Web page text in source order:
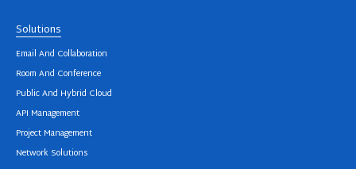
Solutions
Email And Collaboration
Room And Conference
Public And Hybrid Cloud
API Management
Project Management
Network Solutions